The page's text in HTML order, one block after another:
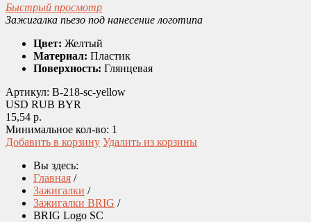
Быстрый просмотр
Зажигалка пьезо под нанесение логотипа
Цвет: Желтый
Материал: Пластик
Поверхность: Глянцевая
Артикул: B-218-sc-yellow
USD RUB BYR
15,54 р.
Минимальное кол-во: 1
Добавить в корзину Удалить из корзины
Вы здесь:
Главная /
Зажигалки /
Зажигалки BRIG /
BRIG Logo SC